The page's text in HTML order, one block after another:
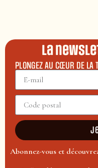
La
PLONGEZ AU CŒUR DE LA
Abonnez-vous et